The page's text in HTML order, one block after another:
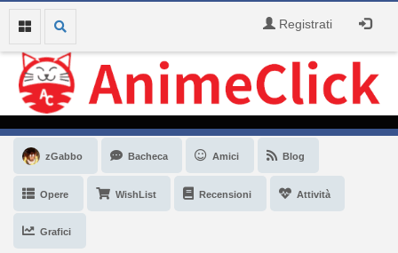
Registrati
zGabbo Bacheca Amici Blog
Opere WishList Recensioni Attività
Grafici